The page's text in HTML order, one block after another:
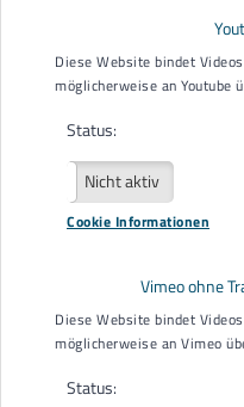
Diese Website bindet
möglicherweise an Youtube
Status:
Nicht aktiv
Cookie Informationen
Vimeo ohne
Diese Website bindet
möglicherweise an Vimeo
Status: